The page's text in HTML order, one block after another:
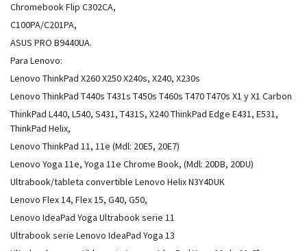
Chromebook Flip C302CA,
C100PA/C201PA,
ASUS PRO B9440UA.
Para Lenovo:
Lenovo ThinkPad X260 X250 X240s, X240, X230s
Lenovo ThinkPad T440s T431s T450s T460s T470 T470s X1 y X1 Carbon
ThinkPad L440, L540, S431, T431S, X240 ThinkPad Edge E431, E531,
ThinkPad Helix,
Lenovo ThinkPad 11, 11e (Mdl: 20E5, 20E7)
Lenovo Yoga 11e, Yoga 11e Chrome Book, (Mdl: 20DB, 20DU)
Ultrabook/tableta convertible Lenovo Helix N3Y4DUK
Lenovo Flex 14, Flex 15, G40, G50,
Lenovo IdeaPad Yoga Ultrabook serie 11
Ultrabook serie Lenovo IdeaPad Yoga 13